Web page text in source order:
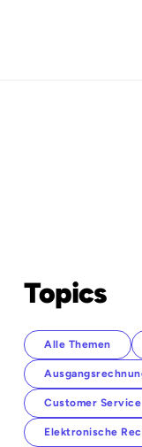
Topics
Alle Themen
Customer Service
Elektronische